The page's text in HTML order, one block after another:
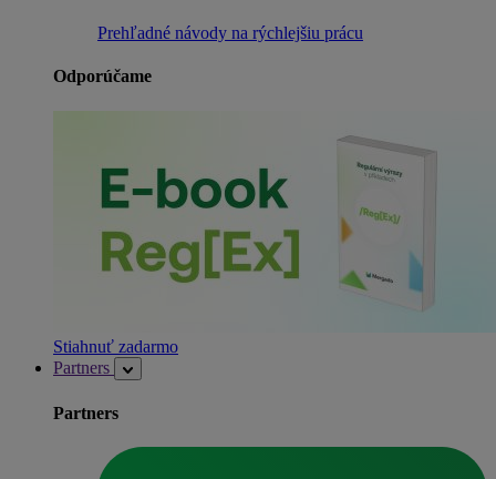
Prehľadné návody na rýchlejšiu prácu
Odporúčame
Stiahnuť zadarmo
Partners
Partners